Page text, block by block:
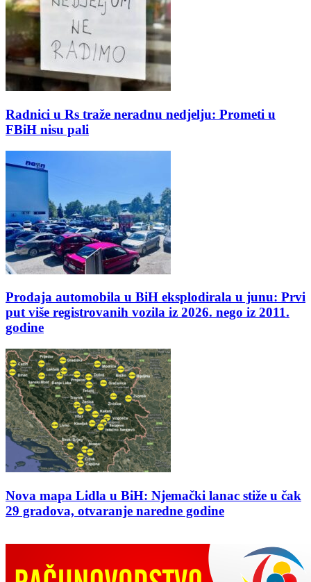
Radnici u Rs traže neradnu nedjelju: Prometi u
FBiH nisu pali
Prodaja automobila u BiH eksplodirala u junu: Prvi
put više registrovanih vozila iz 2026. nego iz 2011.
godine
Nova mapa Lidla u BiH: Njemački lanac stiže u čak
29 gradova, otvaranje naredne godine